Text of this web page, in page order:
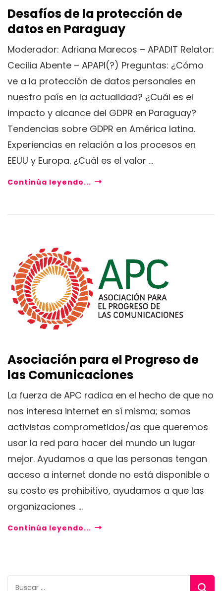
Desafíos de la protección de
datos en Paraguay
Moderador: Adriana Marecos – APADIT Relator:
Cecilia Abente – APAPI(?) Preguntas: ¿Cómo
ve a la protección de datos personales en
nuestro país en la actualidad? ¿Cuál es el
impacto y alcance del GDPR en Paraguay?
Tendencias sobre GDPR en América latina.
Experiencias en relación a los procesos en
EEUU y Europa. ¿Cuál es el valor …
Continúa leyendo...
Asociación para el Progreso de
las Comunicaciones
La fuerza de APC radica en el hecho de que no
nos interesa internet en sí misma; somos
activistas comprometidos/as que queremos
usar la red para hacer del mundo un lugar
mejor. Ayudamos a que las personas tengan
acceso a internet donde no está disponible o
su costo es prohibitivo, ayudamos a que las
organizaciones …
Continúa leyendo...
Buscar: